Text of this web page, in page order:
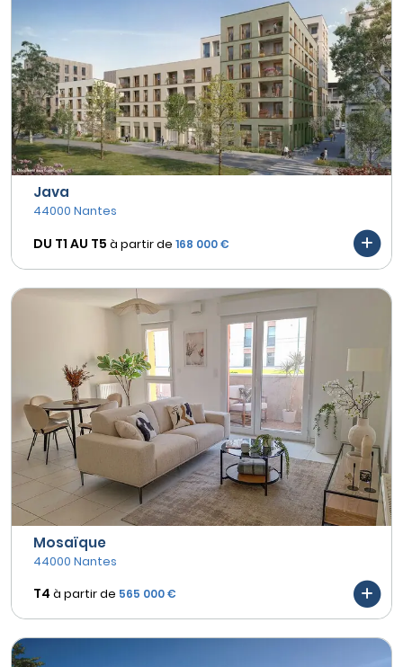
Java
44000 Nantes
DU T1 AU T5 à partir de 168 000 €
Mosaïque
44000 Nantes
T4 à partir de 565 000 €